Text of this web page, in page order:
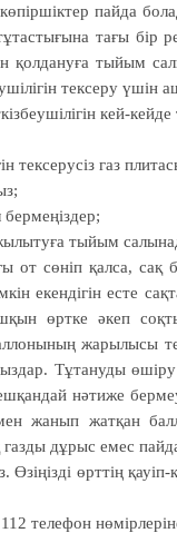
пайда
тағы бір
қолдануға тыйым
тексеру
кей-
тексерусіз газ
тыйым
от сөніп қалса,
екендігін есте
өртке әкеп
жары­лысы
Тұтануды
нәтиже
жанып жатқан
дұрыс емес
Өзіңізді өрттің
телефон